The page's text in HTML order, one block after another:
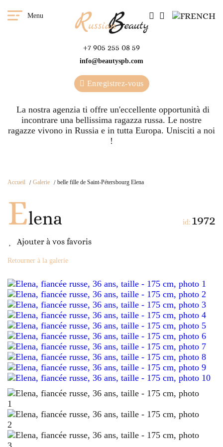
Menu
+7 905 255 08 59
info@beautyspb.com
Enregistrez-vous
La nostra agenzia ti offre un'eccellente opportunità di
incontrare una bellissima ragazza russa. Le nostre
ragazze vivono in Russia e in tutta Europa. Unisciti a noi
!
Accueil Galerie belle fille de Saint-Pétersbourg Elena
Elena
Ajouter à vos favoris
id: 1972
Retourner à la galerie